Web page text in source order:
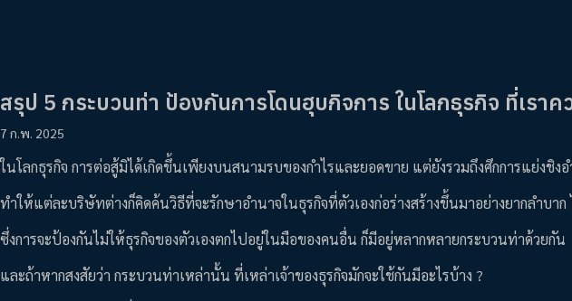
สรุป 5 กระบวนท่า ป้องกันการโดนฮุบกิจการ ในโลกธุรกิจ ที่เรา
7 ก.พ. 2025
ในโลกธุรกิจ การต่อสู้มิได้เกิดขึ้นเพียงบนสนามรบของกำไรและยอดขาย แต่ยังรวมถึงศึกการแย่งชิง
ทำให้แต่ละบริษัทต่างก็คิดค้นวิธีที่จะรักษาอำนาจในธุรกิจที่ตัวเองก่อร่างสร้างขึ้นมาอย่างยากลำบาก
ซึ่งการจะป้องกันไม่ให้ธุรกิจของตัวเองตกไปอยู่ในมือของคนอื่น ก็มีอยู่หลากหลายกระบวนท่าด้วยกัน
และถ้าหากสงสัยว่า กระบวนท่าเหล่านั้น ที่เหล่าเจ้าของธุรกิจมักจะใช้กันมีอะไรบ้าง ?